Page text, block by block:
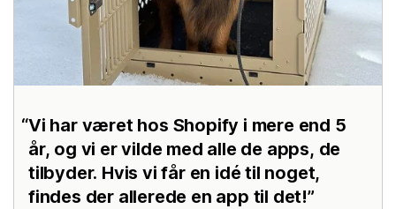
Vi har været hos Shopify i mere end 5
år, og vi er vilde med alle de apps, de
tilbyder. Hvis vi får en idé til noget,
findes der allerede en app til det!